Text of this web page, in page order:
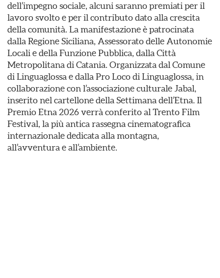
dell’impegno sociale, alcuni saranno premiati per il
lavoro svolto e per il contributo dato alla crescita
della comunità. La manifestazione è patrocinata
dalla Regione Siciliana, Assessorato delle Autonomie
Locali e della Funzione Pubblica, dalla Città
Metropolitana di Catania. Organizzata dal Comune
di Linguaglossa e dalla Pro Loco di Linguaglossa, in
collaborazione con l’associazione culturale Jabal,
inserito nel cartellone della Settimana dell’Etna. Il
Premio Etna 2026 verrà conferito al Trento Film
Festival, la più antica rassegna cinematografica
internazionale dedicata alla montagna,
all’avventura e all’ambiente.